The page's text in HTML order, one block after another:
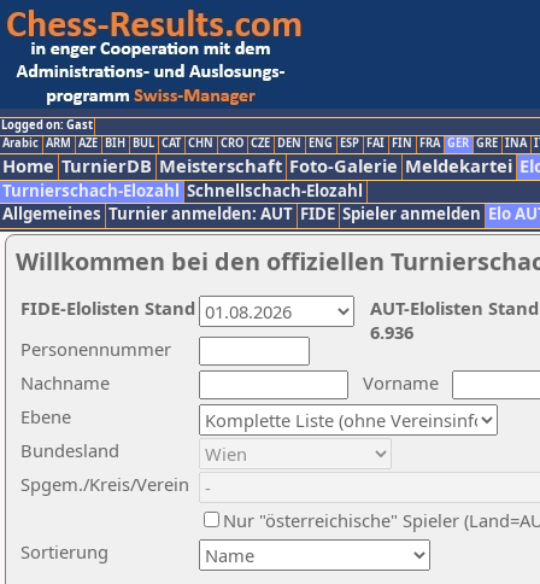
Logged on: Gast
Arabic ARM AZE BIH BUL CAT CHN CRO CZE DEN ENG ESP FAI FIN FRA GER GRE INA
Home TurnierDB Meisterschaft Foto-Galerie Meldekartei
Turnierschach-Elozahl Schnellschach-Elozahl
Allgemeines Turnier anmelden: AUT FIDE Spieler anmelden Elo
Willkommen bei den offiziellen
Nachname
Vorname
Ebene
Sortierung
Personennummer
Bundesland
Spgem./Kreis/Verein
Nur "österreichische" Spieler
AUT-Elolisten
6.936
FIDE-Elolisten Stand